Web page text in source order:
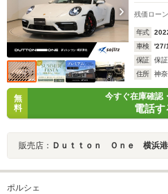
残価ローン
年式
車検
'27/
保証
保
住所
神
無
料
今すぐ在庫確認
電話す
販売店： Ｄｕｔｔｏｎ Ｏｎｅ 横浜
ポルシェ